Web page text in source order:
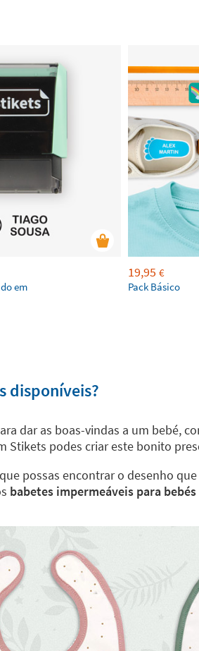
em
19,95 €
Pack Básico
disponíveis?
dar as boas-vindas a um bebé,
Stikets podes criar este bonito
possas encontrar o desenho
babetes impermeáveis para